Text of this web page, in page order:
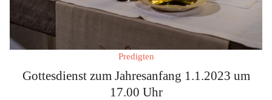
Predigten
Gottesdienst zum Jahresanfang 1.1.2023 um
17.00 Uhr